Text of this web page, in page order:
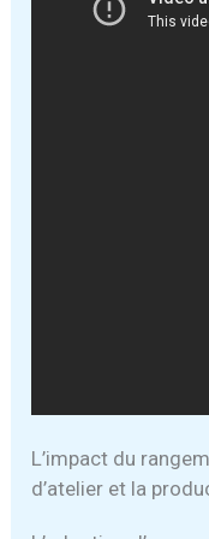
L’impact du
d’atelier et la